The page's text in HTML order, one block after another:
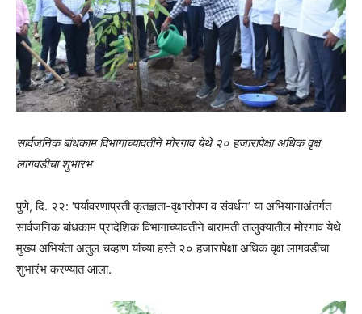
सार्वजनिक बांधकाम विभागाच्यावतीने मोरगाव येथे २० हजारापेक्षा अधिक वृक्ष
लागवडीचा शुभारंभ
पुणे, दि. २२: ‘पर्यावरणाप्रती कृतज्ञता-वृक्षारोपण व संवर्धन’ या अभियानाअंतर्गत
सार्वजनिक बांधकाम प्रादेशिक विभागाच्यावतीने बारामती तालुक्यातील मोरगाव येथे
मुख्य अभियंता अतुल चव्हाण यांच्या हस्ते २० हजारापेक्षा अधिक वृक्ष लागवडीचा
शुभारंभ करण्यात आला.